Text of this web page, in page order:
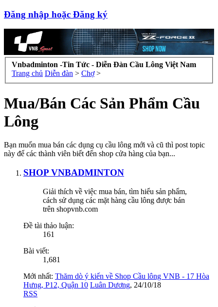
Đăng nhập hoặc Đăng ký
Vnbadminton -Tin Tức - Diễn Đàn Cầu Lông Việt Nam
Trang chủ Diễn đàn > Chợ >
Mua/Bán Các Sản Phẩm Cầu
Lông
Bạn muốn mua bán các dụng cụ cầu lông mới và cũ thì post topic
này để các thành viên biết đến shop cửa hàng của bạn...
SHOP VNBADMINTON
Giải thích về việc mua bán, tìm hiểu sản phẩm,
cách sử dụng các mặt hàng cầu lông được bán
trên shopvnb.com
Đề tài thảo luận:
161
Bài viết:
1,681
Mới nhất: Thăm dò ý kiến về Shop Cầu lông VNB - 17 Hòa
Hưng, P12, Quận 10 Luân Dương, 24/10/18
RSS